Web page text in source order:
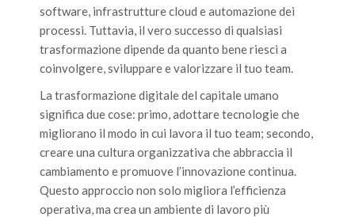
software, infrastrutture cloud e automazione dei
processi. Tuttavia, il vero successo di qualsiasi
trasformazione dipende da quanto bene riesci a
coinvolgere, sviluppare e valorizzare il tuo team.
La trasformazione digitale del capitale umano
significa due cose: primo, adottare tecnologie che
migliorano il modo in cui lavora il tuo team; secondo,
creare una cultura organizzativa che abbraccia il
cambiamento e promuove l’innovazione continua.
Questo approccio non solo migliora l’efficienza
operativa, ma crea un ambiente di lavoro più